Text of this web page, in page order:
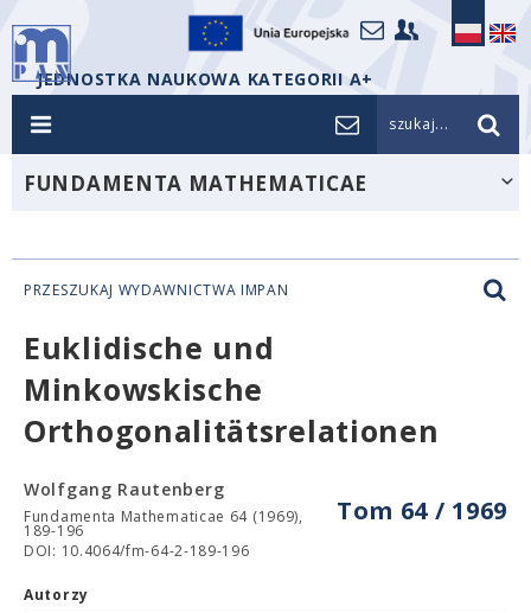
JEDNOSTKA NAUKOWA KATEGORII A+
szukaj...
FUNDAMENTA MATHEMATICAE
PRZESZUKAJ WYDAWNICTWA IMPAN
Euklidische und
Minkowskische
Orthogonalitätsrelationen
Tom 64 / 1969
Wolfgang Rautenberg
Fundamenta Mathematicae 64 (1969),
189-196
DOI: 10.4064/fm-64-2-189-196
Autorzy